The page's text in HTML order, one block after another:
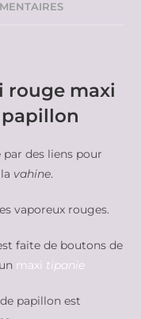
rouge maxi
des liens pour
vahine.
vaporeux rouges.
faite de boutons de
maxi tipanie
papillon est